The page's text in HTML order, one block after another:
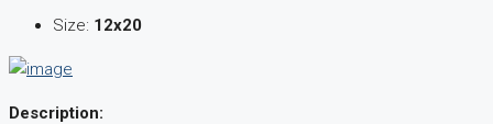
Size: 12x20
Description: